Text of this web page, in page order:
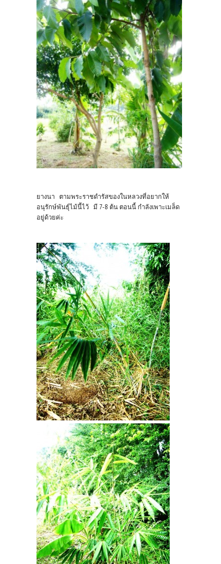
ยางนา ตามพระราชดำรัสของในหลวงที่อยากให้
อนุรักษ์พันธุ์ไม้นี้ไว้ มี 7-8 ต้น ตอนนี้ กำลังเพาะเมล็ด
อยู่ด้วยค่ะ